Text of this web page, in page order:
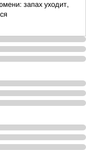
запах уходит,